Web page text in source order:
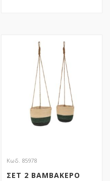
Κωδ. 85978
ΣΕΤ 2 ΒΑΜΒΑΚΕΡΟ